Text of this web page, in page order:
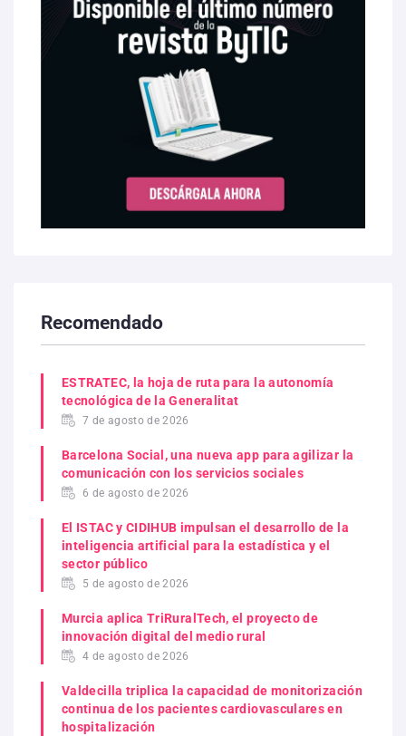
Recomendado
ESTRATEC, la hoja de ruta para la autonomía
tecnológica de la Generalitat
7 de agosto de 2026
Barcelona Social, una nueva app para agilizar la
comunicación con los servicios sociales
6 de agosto de 2026
El ISTAC y CIDIHUB impulsan el desarrollo de la
inteligencia artificial para la estadística y el
sector público
5 de agosto de 2026
Murcia aplica TriRuralTech, el proyecto de
innovación digital del medio rural
4 de agosto de 2026
Valdecilla triplica la capacidad de monitorización
continua de los pacientes cardiovasculares en
hospitalización